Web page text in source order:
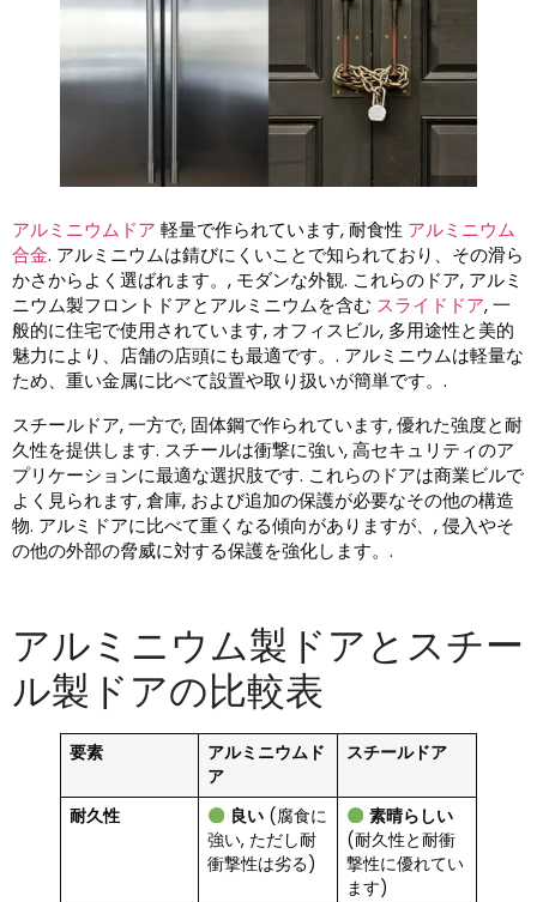
アルミニウムドア 軽量で作られています, 耐食性 アルミニウム
合金. アルミニウムは錆びにくいことで知られており、その滑ら
かさからよく選ばれます。, モダンな外観. これらのドア, アルミ
ニウム製フロントドアとアルミニウムを含む スライドドア, 一
般的に住宅で使用されています, オフィスビル, 多用途性と美的
魅力により、店舗の店頭にも最適です。. アルミニウムは軽量な
ため、重い金属に比べて設置や取り扱いが簡単です。.
スチールドア, 一方で, 固体鋼で作られています, 優れた強度と耐
久性を提供します. スチールは衝撃に強い, 高セキュリティのア
プリケーションに最適な選択肢です. これらのドアは商業ビルで
よく見られます, 倉庫, および追加の保護が必要なその他の構造
物. アルミドアに比べて重くなる傾向がありますが、, 侵入やそ
の他の外部の脅威に対する保護を強化します。.
アルミニウム製ドアとスチー
ル製ドアの比較表
要素
アルミニウムド
ア
スチールドア
耐久性 良い (腐食に
強い, ただし耐
衝撃性は劣る)
素晴らしい
(耐久性と耐衝
撃性に優れてい
ます)